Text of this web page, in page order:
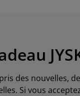
des
Si vous